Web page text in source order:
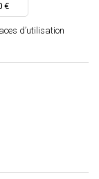
€
d’utilisation